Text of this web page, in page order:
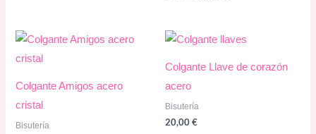
24,00 €.21,60 €.
Colgante Amigos acero
cristal
Bisutería
Colgante Llave de corazón
acero
Bisutería
20,00€